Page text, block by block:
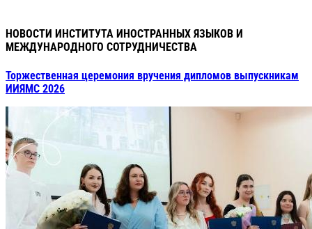
НОВОСТИ ИНСТИТУТА ИНОСТРАННЫХ ЯЗЫКОВ И
МЕЖДУНАРОДНОГО СОТРУДНИЧЕСТВА
Торжественная церемония вручения дипломов выпускникам
ИИЯМС 2026